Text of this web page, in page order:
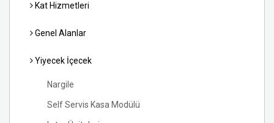
Kat Hizmetleri
Genel Alanlar
Yiyecek İçecek
Nargile
Self Servis Kasa Modülü